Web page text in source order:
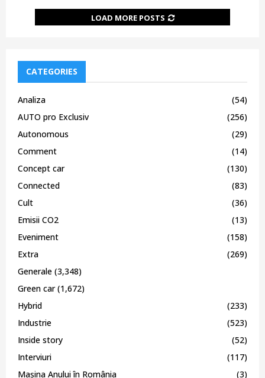
LOAD MORE POSTS
CATEGORIES
Analiza
(54)
AUTO pro Exclusiv
(256)
Autonomous
(29)
Comment
(14)
Concept car
(130)
Connected
(83)
Cult
(36)
Emisii CO2
(13)
Eveniment
(158)
Extra
(269)
Generale (3,348)
Green car(1,672)
Hybrid
(233)
Industrie
(523)
Inside story
(52)
Interviuri
(117)
Mașina Anului în România
(3)